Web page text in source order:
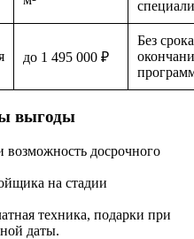
до 1 495 000 ₽
Без срока
выгоды
досрочного
на стадии
техника, подарки при
даты.